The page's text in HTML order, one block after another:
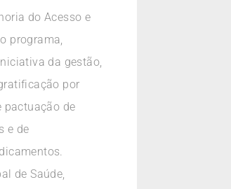
do Acesso e
programa,
da gestão,
por
pactuação de
e de
de Saúde,